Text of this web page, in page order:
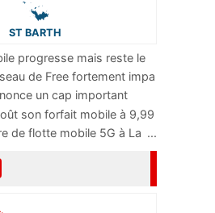
ST BARTH
progresse mais reste le
...
de Free fortement impa
un cap important
...
son forfait mobile à 9,99
de flotte mobile 5G à La ...